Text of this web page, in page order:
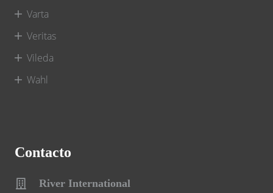
Varta
Veritas
Vileda
Wahl
Contacto
River International